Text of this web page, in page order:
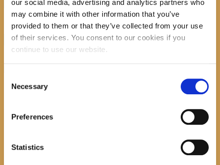
our social media, advertising and analytics partners who
may combine it with other information that you’ve
provided to them or that they’ve collected from your use
of their services. You consent to our cookies if you
continue to use our website.
Selection
Necessary
Preferences
Statistics
recent posts
Makarskoj"-poshumno Tihorad Mijo Bartulović
July 20, 2026